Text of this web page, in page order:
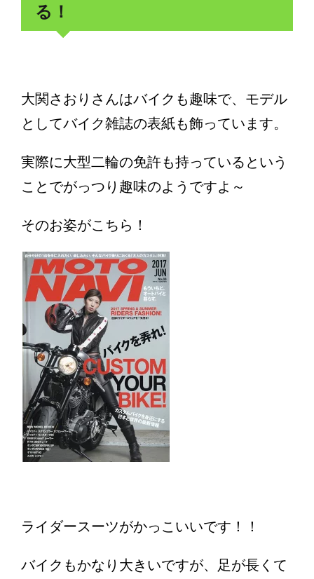
る！
大関さおりさんはバイクも趣味で、モデル
としてバイク雑誌の表紙も飾っています。
実際に大型二輪の免許も持っているという
ことでがっつり趣味のようですよ～
そのお姿がこちら！
ライダースーツがかっこいいです！！
バイクもかなり大きいですが、足が長くて